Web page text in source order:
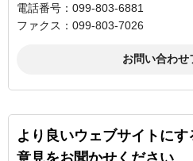
電話番号：099-803-6881
ファクス：099-803-7026
より良いウェブサイトに
意見をお聞かせください